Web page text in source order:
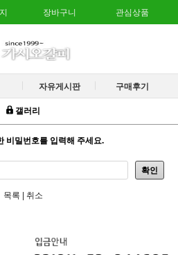
장바구니 관심상품
자유게시판 구매후기
갤러리
비밀번호를 입력해 주세요.
확인
목록 취소